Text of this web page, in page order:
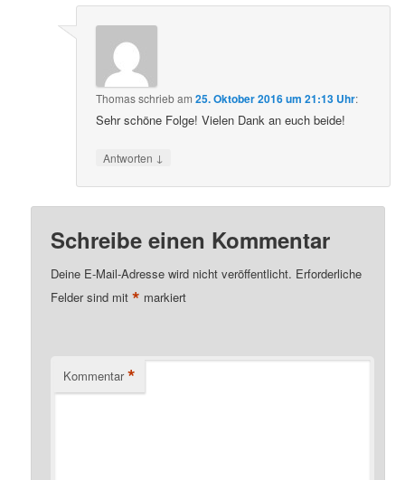
Thomasschriebam25. Oktober 2016 um 21:13 Uhr:
Sehr schöne Folge! Vielen Dank an euch beide!
Antworten ↓
Schreibe einen Kommentar
Deine E-Mail-Adresse wird nicht veröffentlicht. Erforderliche
Felder sind mit* markiert
Kommentar *